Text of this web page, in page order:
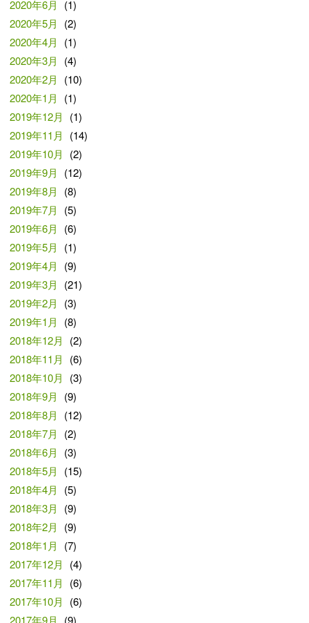
2020年6月
(1)
2020年5月
(2)
2020年4月
(1)
2020年3月
(4)
2020年2月
(10)
2020年1月
(1)
2019年12月
(1)
2019年11月
(14)
2019年10月
(2)
2019年9月
(12)
2019年8月
(8)
2019年7月
(5)
2019年6月
(6)
2019年5月
(1)
2019年4月
(9)
2019年3月
(21)
2019年2月
(3)
2019年1月
(8)
2018年12月
(2)
2018年11月
(6)
2018年10月
(3)
2018年9月
(9)
2018年8月
(12)
2018年7月
(2)
2018年6月
(3)
2018年5月
(15)
2018年4月
(5)
2018年3月
(9)
2018年2月
(9)
2018年1月
(7)
2017年12月
(4)
2017年11月
(6)
2017年10月
(6)
2017年9月
(9)